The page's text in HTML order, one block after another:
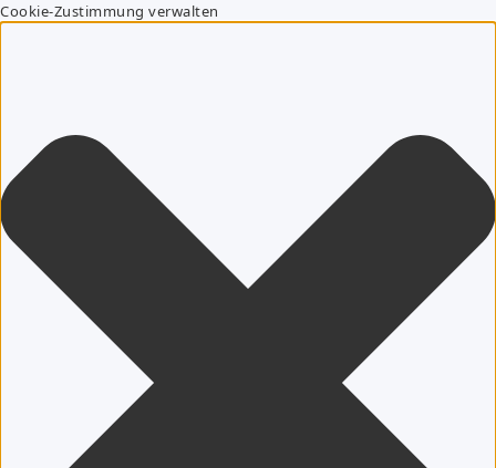
Cookie-Zustimmung verwalten